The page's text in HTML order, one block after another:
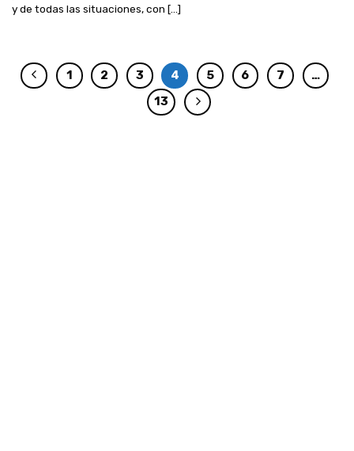
y de todas las situaciones, con [...]
1 2 3 4 5 6 7
…
13